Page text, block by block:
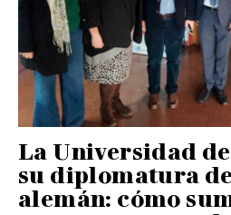
La Universidad
su diplomatura
alemán: cómo